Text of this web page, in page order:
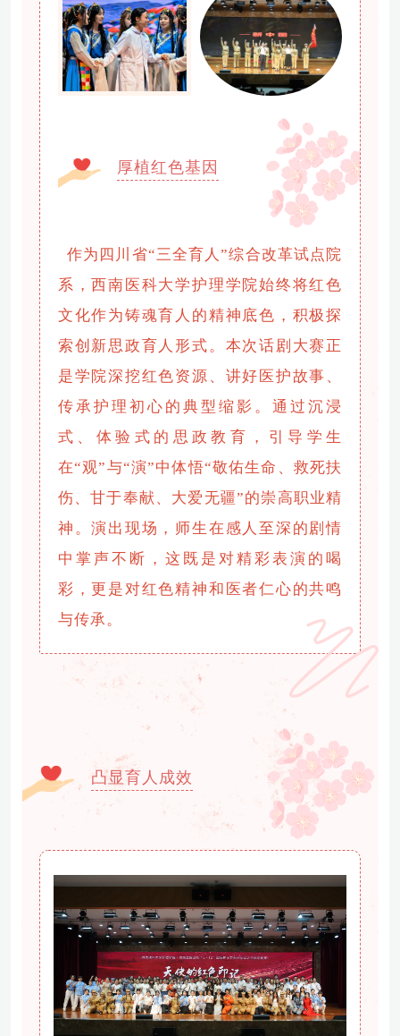
厚植红色基因
作为四川省“三全育人”综合改革试点院
系，西南医科大学护理学院始终将红色
文化作为铸魂育人的精神底色，积极探
索创新思政育人形式。本次话剧大赛正
是学院深挖红色资源、讲好医护故事、
传承护理初心的典型缩影。通过沉浸
式、体验式的思政教育，引导学生
在“观”与“演”中体悟“敬佑生命、救死扶
伤、甘于奉献、大爱无疆”的崇高职业精
神。演出现场，师生在感人至深的剧情
中掌声不断，这既是对精彩表演的喝
彩，更是对红色精神和医者仁心的共鸣
与传承。
凸显育人成效